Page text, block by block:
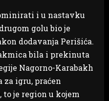
i u nastavku
golu bio je
dodavanja Perišića.
bila i prekinuta
Nagorno-Karabakh
igru, praćen
je region u kojem